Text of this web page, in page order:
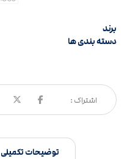
برند
دسته بندی ها
توضیحات تکمیلی